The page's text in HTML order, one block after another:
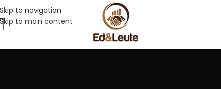
Skip to navigation
Skip to main content